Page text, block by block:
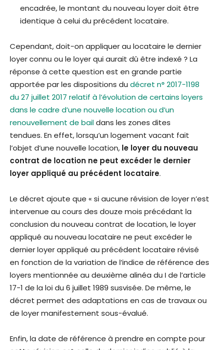
encadrée, le montant du nouveau loyer doit être
identique à celui du précédent locataire.
Cependant, doit-on appliquer au locataire le dernier
loyer connu ou le loyer qui aurait dû être indexé ? La
réponse à cette question est en grande partie
apportée par les dispositions du décret n° 2017-1198
du 27 juillet 2017 relatif à l’évolution de certains loyers
dans le cadre d’une nouvelle location ou d’un
renouvellement de baildans les zones dites
tendues. En effet, lorsqu’un logement vacant fait
l’objet d’une nouvelle location, le loyer du nouveau
contrat de location ne peut excéder le dernier
loyer appliqué au précédent locataire.
Le décret ajoute que « si aucune révision de loyer n’est
intervenue au cours des douze mois précédant la
conclusion du nouveau contrat de location, le loyer
appliqué au nouveau locataire ne peut excéder le
dernier loyer appliqué au précédent locataire révisé
en fonction de la variation de l’indice de référence des
loyers mentionnée au deuxième alinéa du I de l’article
17-1 de la loi du 6 juillet 1989 susvisée. De même, le
décret permet des adaptations en cas de travaux ou
de loyer manifestement sous-évalué.
Enfin, la date de référence à prendre en compte pour